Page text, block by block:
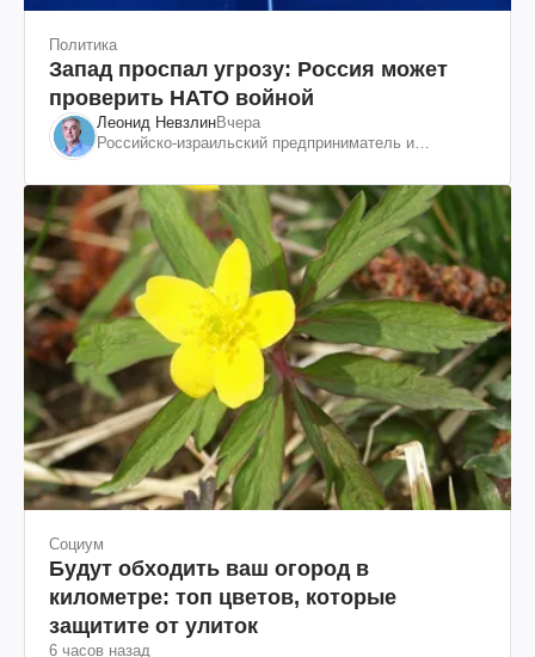
Политика
Запад проспал угрозу: Россия может
проверить НАТО войной
Леонид НевзлинВчера
Российско-израильский предприниматель и
"ЮКОСа"
Социум
Будут обходить ваш огород в
километре: топ цветов, которые
защитите от улиток
6 часов назад